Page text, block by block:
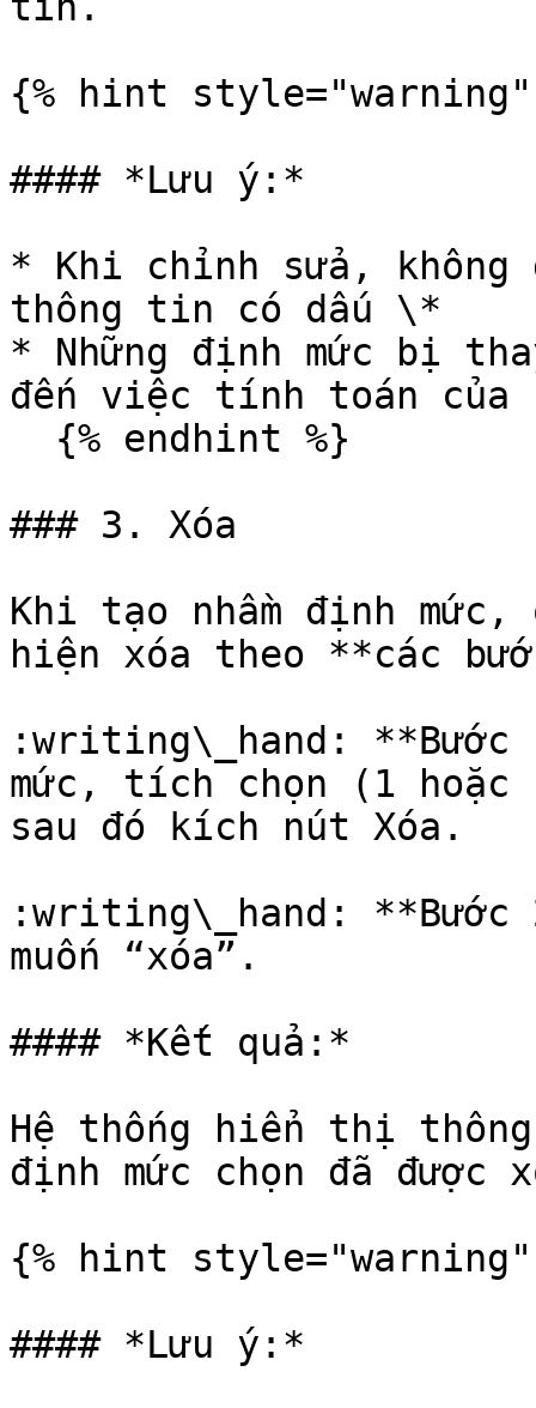
{% hint style="warning"
#### *Lưu ý:*
* Khi chỉnh sửa, không
thông tin có dấu \*
* Những định mức bị
đến việc tính toán của
### 3. Xóa
Khi tạo nhầm định
hiện xóa theo **các
:writing\_hand:
mức, tích chọn (1 hoặc
sau đó kích nút Xóa.
:writing\_hand: **Bước
muốn “xóa”.
#### *Kết quả:*
Hệ thống hiển thị
định mức chọn đã được
{% hint style="warning"
#### *Lưu ý:*